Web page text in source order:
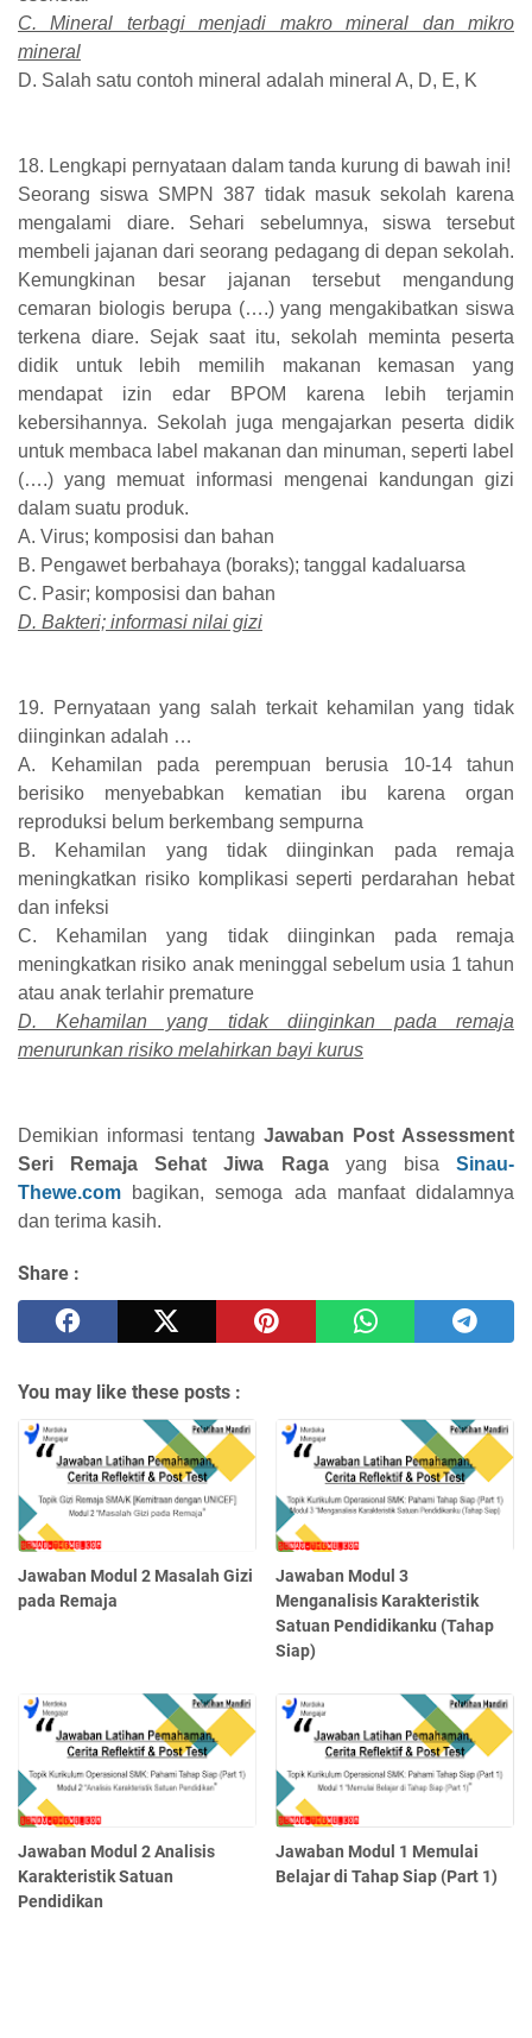
C. Mineral terbagi menjadi makro mineral dan mikro
mineral
D. Salah satu contoh mineral adalah mineral A, D, E, K
18. Lengkapi pernyataan dalam tanda kurung di bawah ini!
Seorang siswa SMPN 387 tidak masuk sekolah karena
mengalami diare. Sehari sebelumnya, siswa tersebut
membeli jajanan dari seorang pedagang di depan sekolah.
Kemungkinan besar jajanan tersebut mengandung
cemaran biologis berupa (….) yang mengakibatkan siswa
terkena diare. Sejak saat itu, sekolah meminta peserta
didik untuk lebih memilih makanan kemasan yang
mendapat izin edar BPOM karena lebih terjamin
kebersihannya. Sekolah juga mengajarkan peserta didik
untuk membaca label makanan dan minuman, seperti label
(….) yang memuat informasi mengenai kandungan gizi
dalam suatu produk.
A. Virus; komposisi dan bahan
B. Pengawet berbahaya (boraks); tanggal kadaluarsa
C. Pasir; komposisi dan bahan
D. Bakteri; informasi nilai gizi
19. Pernyataan yang salah terkait kehamilan yang tidak
diinginkan adalah …
A. Kehamilan pada perempuan berusia 10-14 tahun
berisiko menyebabkan kematian ibu karena organ
reproduksi belum berkembang sempurna
B. Kehamilan yang tidak diinginkan pada remaja
meningkatkan risiko komplikasi seperti perdarahan hebat
dan infeksi
C. Kehamilan yang tidak diinginkan pada remaja
meningkatkan risiko anak meninggal sebelum usia 1 tahun
atau anak terlahir premature
D. Kehamilan yang tidak diinginkan pada remaja
menurunkan risiko melahirkan bayi kurus
Demikian informasi tentang Jawaban Post Assessment
Seri Remaja Sehat Jiwa Ragayang bisaSinau-
Thewe.com bagikan, semoga ada manfaat didalamnya
dan terima kasih.
Share :
You may like these posts :
Jawaban Modul 2 Masalah Gizi
pada Remaja
Jawaban Modul 3
Menganalisis Karakteristik
Satuan Pendidikanku (Tahap
Siap)
Jawaban Modul 2 Analisis
Karakteristik Satuan
Pendidikan
Jawaban Modul 1 Memulai
Belajar di Tahap Siap (Part 1)